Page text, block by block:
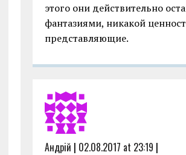
этого они действительно
фантазиями, никакой
представляющие.
Андрiй | 02.08.2017 at 23:19 |